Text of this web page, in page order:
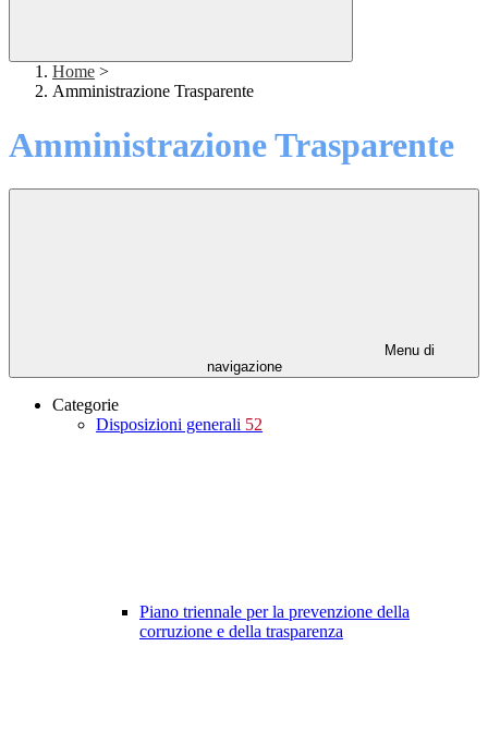
Home >
Amministrazione Trasparente
Amministrazione Trasparente
Menu di
navigazione
Categorie
Disposizioni generali 52
Piano triennale per la prevenzione della
corruzione e della trasparenza